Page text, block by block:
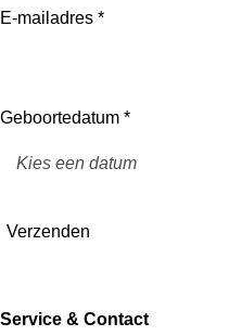
E-mailadres *
Geboortedatum *
Verzenden
Service & Contact